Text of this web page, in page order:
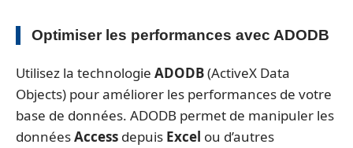
Optimiser les performances avec ADODB
Utilisez la technologie ADODB(ActiveX Data
Objects) pour améliorer les performances de votre
base de données. ADODB permet de manipuler les
donnéesAccess depuis Excel ou d’autres